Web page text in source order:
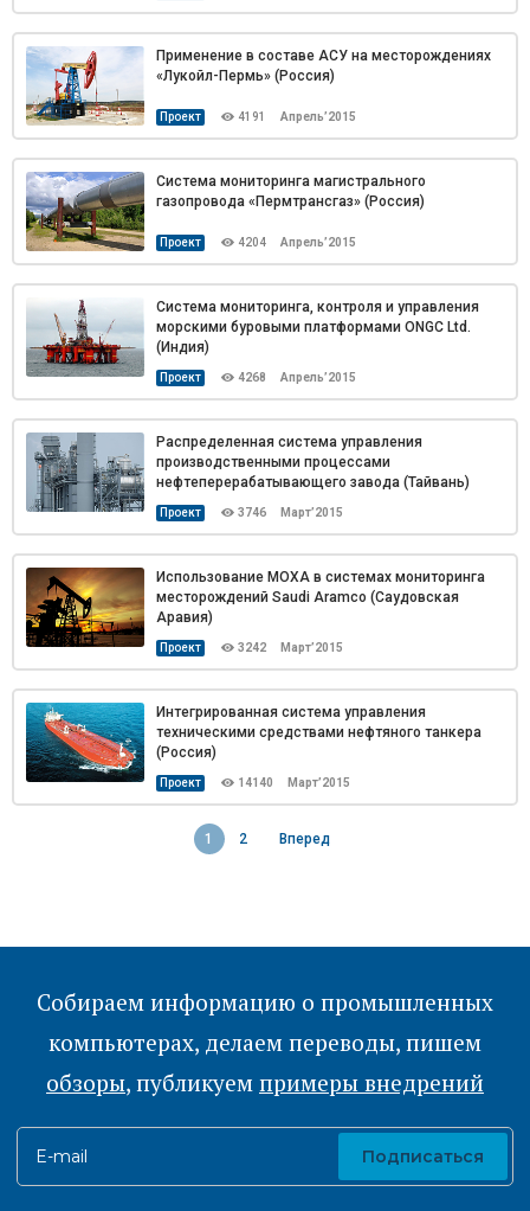
Проект 4191 Апрель’2015
Применение в составе АСУ на месторождениях
«Лукойл-Пермь» (Россия)
Проект 4204 Апрель’2015
Система мониторинга магистрального
газопровода «Пермтрансгаз» (Россия)
Проект 4268 Апрель’2015
Система мониторинга, контроля и управления
морскими буровыми платформами ONGC Ltd.
(Индия)
Проект 3746 Март’2015
Распределенная система управления
производственными процессами
нефтеперерабатывающего завода (Тайвань)
Проект 3242 Март’2015
Использование MOXA в системах мониторинга
месторождений Saudi Aramco (Саудовская
Аравия)
Проект 14140 Март’2015
Интегрированная система управления
техническими средствами нефтяного танкера
(Россия)
1 2 Вперед
Собираем информацию о промышленных
компьютерах, делаем переводы, пишем
обзоры, публикуем примеры внедрений
E-mail Подписаться